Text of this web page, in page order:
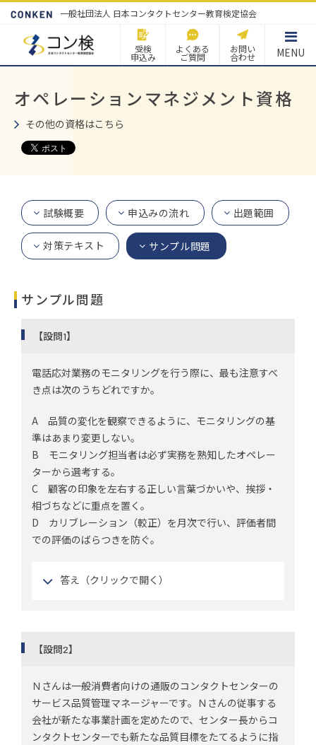
一般社団法人 日本コンタクトセンター教育検定協会
受検
申込み
よくある
ご質問
お問い
合わせ MENU
オペレーションマネジメント資格
その他の資格はこちら
試験概要 申込みの流れ 出題範囲
対策テキスト サンプル問題
サンプル問題
【設問1】
電話応対業務のモニタリングを行う際に、最も注意すべ
き点は次のうちどれですか。
A 品質の変化を観察できるように、モニタリングの基
準はあまり変更しない。
B モニタリング担当者は必ず実務を熟知したオペレー
ターから選考する。
C 顧客の印象を左右する正しい言葉づかいや、挨拶・
相づちなどに重点を置く。
D カリブレーション（較正）を月次で行い、評価者間
での評価のばらつきを防ぐ。
答え（クリックで開く）
【設問2】
Ｎさんは一般消費者向けの通販のコンタクトセンターの
サービス品質管理マネージャーです。Ｎさんの従事する
会社が新たな事業計画を定めたので、センター長からコ
ンタクトセンターでも新たな品質目標をたてるように指